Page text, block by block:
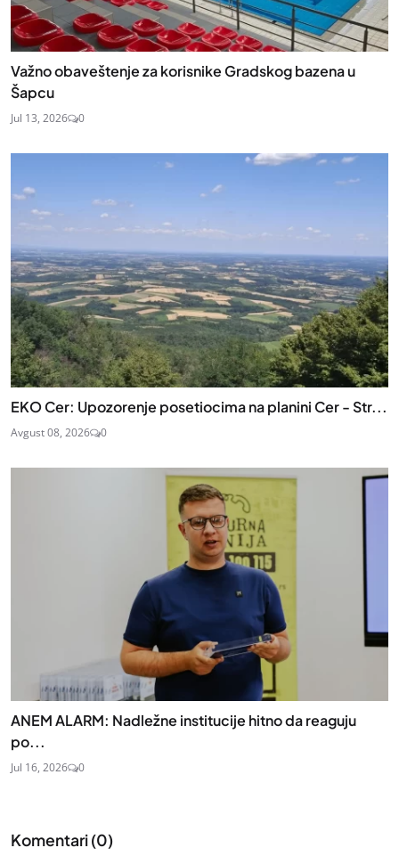
Važno obaveštenje za korisnike Gradskog bazena u
Šapcu
Jul 13, 2026 0
EKO Cer: Upozorenje posetiocima na planini Cer - Str...
Avgust 08, 2026 0
ANEM ALARM: Nadležne institucije hitno da reaguju
po...
Jul 16, 2026 0
Komentari (0)